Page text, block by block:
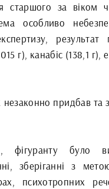
за віком
особливо
результат
г), канабіс (138,1 г),
придбав та
фігуранту було
зберіганні з
психотропних